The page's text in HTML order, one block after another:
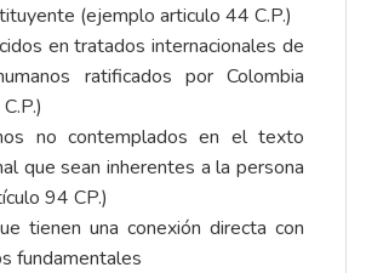
(ejemplo articulo 44 C.P.)
en tratados internacionales de
ratificados por Colombia
no contemplados en el texto
que sean inherentes a la persona
94 CP.)
tienen una conexión directa con
fundamentales